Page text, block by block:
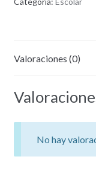
Valoraciones (0)
No hay